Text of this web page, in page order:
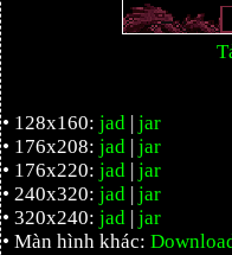
• 128x160: jad | jar
• 176x208: jad | jar
• 176x220: jad | jar
• 240x320: jad | jar
• 320x240: jad | jar
• Màn hình khác: